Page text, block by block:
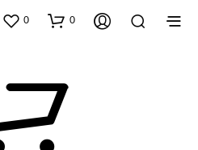
0 0